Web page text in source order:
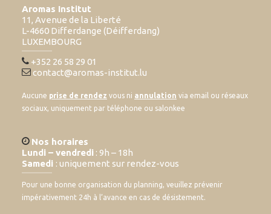
Aromas Institut
11, Avenue de la Liberté
L-4660 Differdange (Déifferdang)
LUXEMBOURG
+352 26 58 29 01
contact@aromas-institut.lu
Aucune prise de rendez vous ni annulation via email ou réseaux
sociaux, uniquement par téléphone ou salonkee
Nos horaires
Lundi – vendredi : 9h – 18h
Samedi : uniquement sur rendez-vous
Pour une bonne organisation du planning, veuillez prévenir
impérativement 24h à l’avance en cas de désistement.